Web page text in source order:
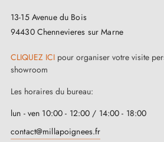
13-15 Avenue du Bois
94430 Chennevieres sur Marne
CLIQUEZ ICI pour organiser votre visite
showroom
Les horaires du bureau:
lun - ven 10:00 - 12:00 / 14:00 - 18:00
contact@millapoignees.fr